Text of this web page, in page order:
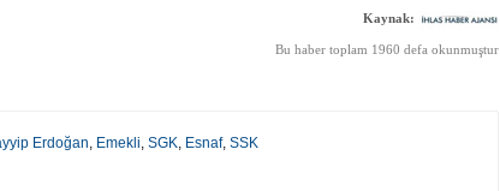
Kaynak:
Bu haber toplam 1960 defa okunmuştur
Erdoğan, Emekli, SGK, Esnaf, SSK